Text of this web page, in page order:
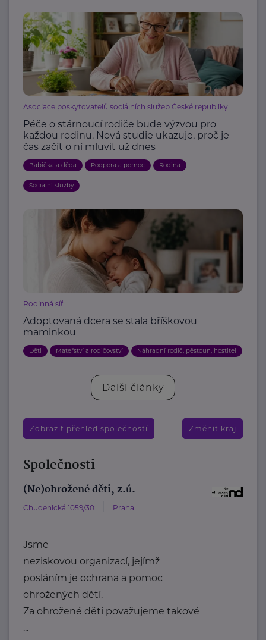
Asociace poskytovatelů sociálních služeb České republiky
Péče o stárnoucí rodiče bude výzvou pro
každou rodinu. Nová studie ukazuje, proč je
čas začít o ní mluvit už dnes
Babička a děda Podpora a pomoc Rodina
Sociální služby
Rodinná síť
Adoptovaná dcera se stala bříškovou
maminkou
Děti Mateřství a rodičovství Náhradní rodič, pěstoun, hostitel
Další články
Zobrazit přehled společností Změnit kraj
Společnosti
(Ne)ohrožené děti, z.ú.
Chudenická 1059/30 Praha
Jsme
neziskovou organizací, jejímž
posláním je ochrana a pomoc
ohrožených dětí.
Za ohrožené děti považujeme takové
...